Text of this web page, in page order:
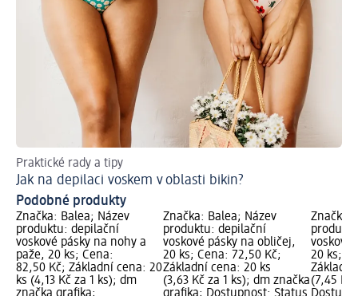
Praktické rady a tipy
Jak na depilaci voskem v oblasti bikin?
Podobné produkty
Značka: Balea; Název
produktu: depilační
voskové pásky na nohy a
paže, 20 ks; Cena:
82,50 Kč; Základní cena: 20
ks (4,13 Kč za 1 ks); dm
Značka: Balea; Název
produktu: depilační
voskové pásky na obličej,
20 ks; Cena: 72,50 Kč;
Základní cena: 20 ks
(3,63 Kč za 1 ks); dm značka
Značka:
voskové
20 ks;
(7,45 Kč